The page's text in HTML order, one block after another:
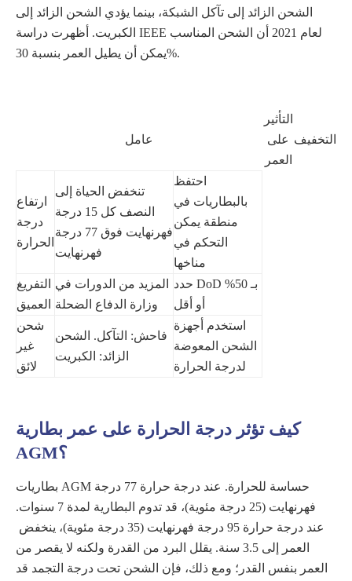
الشحن الزائد إلى تآكل الشبكة، بينما يؤدي الشحن الزائد إلى
الكبريت. أظهرت دراسة IEEE لعام 2021 أن الشحن المناسب
يمكن أن يطيل العمر بنسبة 30%.
عامل
التأثير
على
العمر
التخفيف
ارتفاع
درجة
الحرارة
تنخفض الحياة إلى
النصف كل 15 درجة
فهرنهايت فوق 77 درجة
فهرنهايت
احتفظ
بالبطاريات في
منطقة يمكن
التحكم في
مناخها
التفريغ
العميق
المزيد من الدورات في
وزارة الدفاع الضحلة
حدد DoD بـ 50%
أو أقل
شحن
غير
لائق
فاحش: التآكل. الشحن
الزائد: الكبريت
استخدم أجهزة
الشحن المعوضة
لدرجة الحرارة
كيف تؤثر درجة الحرارة على عمر بطارية
AGM؟
بطاريات AGM حساسة للحرارة. عند درجة حرارة 77 درجة
فهرنهايت (25 درجة مئوية)، قد تدوم البطارية لمدة 7 سنوات.
عند درجة حرارة 95 درجة فهرنهايت (35 درجة مئوية)، ينخفض ​​
العمر إلى 3.5 سنة. يقلل البرد من القدرة ولكنه لا يقصر من
العمر بنفس القدر؛ ومع ذلك، فإن الشحن تحت درجة التجمد قد